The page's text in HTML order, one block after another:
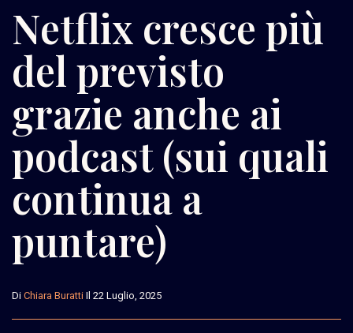
Netflix cresce più
del previsto
grazie anche ai
podcast (sui quali
continua a
puntare)
Di Chiara Buratti Il 22 Luglio, 2025